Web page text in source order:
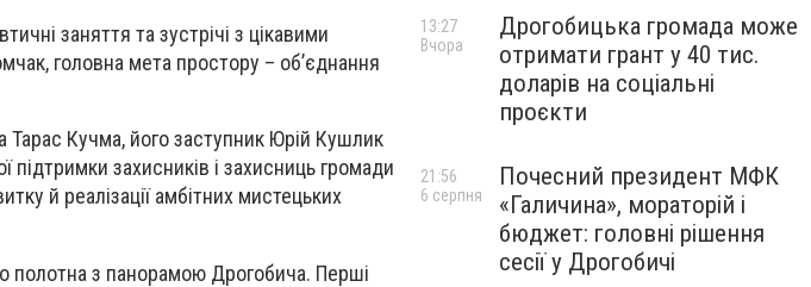
заняття та зустрічі з цікавими
головна мета простору – об’єднання
Тарас Кучма, його заступник Юрій Кушлик
підтримки захисників і захисниць громади
й реалізації амбітних мистецьких
полотна з панорамою Дрогобича. Перші
Дрогобицька громада може
отримати грант у 40 тис.
доларів на соціальні
проєкти
13:27
Вчора
Почесний президент МФК
«Галичина», мораторій і
бюджет: головні рішення
сесії у Дрогобичі
21:56
6 серпня